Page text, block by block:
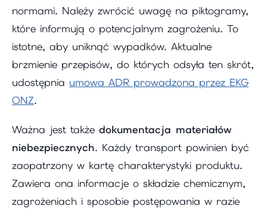
normami. Należy zwrócić uwagę na piktogramy,
które informują o potencjalnym zagrożeniu. To
istotne, aby uniknąć wypadków. Aktualne
brzmienie przepisów, do których odsyła ten skrót,
udostępnia umowa ADR prowadzona przez EKG
ONZ.
Ważna jest także dokumentacja materiałów
niebezpiecznych. Każdy transport powinien być
zaopatrzony w kartę charakterystyki produktu.
Zawiera ona informacje o składzie chemicznym,
zagrożeniach i sposobie postępowania w razie